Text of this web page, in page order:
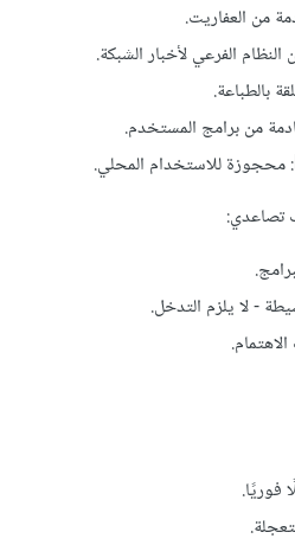
من العفاريت.
النظام الفرعي لأخبار الشبكة.
بالطباعة.
: محجوزة للاستخدام المحلي.
تصاعدي:
- لا يلزم التدخل.
فوريًا.